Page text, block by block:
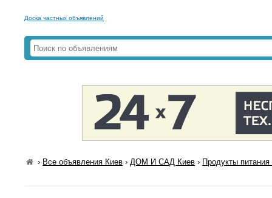
Доска частных объявлений
› Все объявления Киев ›ДОМ И САД Киев › Продукты